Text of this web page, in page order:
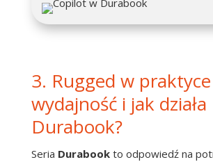
3. Rugged w
wydajność i jak działa
Durabook?
Seria Durabookto odpowiedź na